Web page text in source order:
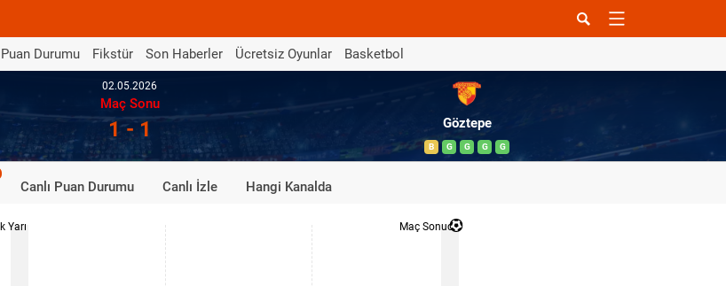
Puan Durumu Fikstür Son Haberler Ücretsiz Oyunlar Basketbol
02.05.2026
Maç Sonu
1 - 1 Göztepe
B G G G G
Canlı Puan Durumu Canlı İzle Hangi Kanalda
İlk Yarı Maç Sonucu